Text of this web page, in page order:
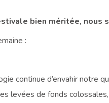
bien méritée, nous
:
continue d’envahir notre
levées de fonds